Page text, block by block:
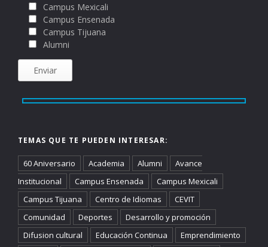
Campus Mexicali
Campus Ensenada
Campus Tijuana
Alumni
TEMAS QUE TE PUEDEN INTERESAR:
60 Aniversario Academia Alumni
Avance
Institucional
Campus Ensenada
Campus Mexicali
Campus Tijuana
Centro de Idiomas
CEVIT
Comunidad
Deportes
Desarrollo y promoción
Difusion cultural
Educación Continua
Emprendimiento